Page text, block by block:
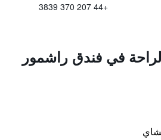
+44 207 370 3839
في فندق راشمور